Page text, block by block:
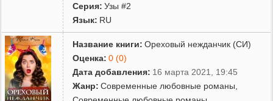
Серия: Узы #2
Язык: RU
Название книги: Ореховый нежданчик (СИ)
Оценка: 0 (0)
Дата добавления: 16 марта 2021, 19:45
Жанр: Современные любовные романы